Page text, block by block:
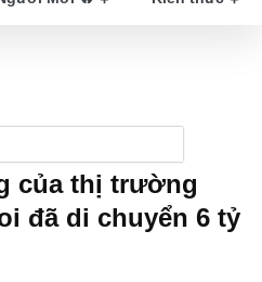
của thị trường
đã di chuyển 6 tỷ